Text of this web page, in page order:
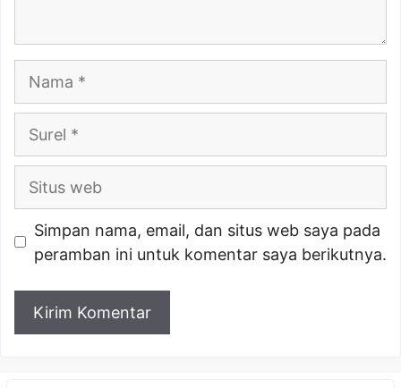
Surel
Situs
Simpan nama, email, dan situs web saya pada
peramban ini untuk komentar saya berikutnya.